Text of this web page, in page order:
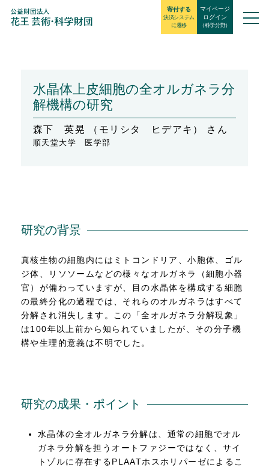
寄付する
決済システム
に遷移
マイページ
ログイン
（科学分野）
⽔晶体上⽪細胞の全オルガネラ分
解機構の研究
森下 英晃 （モリシタ ヒデアキ） さん
順天堂⼤学 医学部
研究の背景
真核生物の細胞内にはミトコンドリア、小胞体、ゴル
ジ体、リソソームなどの様々なオルガネラ（細胞小器
官）が備わっていますが、目の水晶体を構成する細胞
の最終分化の過程では、それらのオルガネラはすべて
分解され消失します。この「全オルガネラ分解現象」
は100年以上前から知られていましたが、その分子機
構や生理的意義は不明でした。
研究の成果・ポイント
水晶体の全オルガネラ分解は、通常の細胞でオル
ガネラ分解を担うオートファジーではなく、サイ
トゾルに存在するPLAATホスホリパーゼによるこ